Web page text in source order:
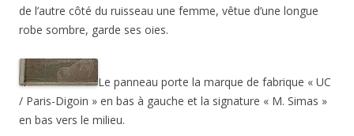
de l’autre côté du ruisseau une femme, vêtue d’une longue
robe sombre, garde ses oies.
Le panneau porte la marque de fabrique « UC
/ Paris-Digoin » en bas à gauche et la signature « M. Simas »
en bas vers le milieu.